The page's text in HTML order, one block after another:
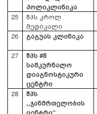
პოლიკლინიკა
25
შპს კროლ
მედიკალი
26 გაგუას კლინიკა
27
შპს #8
სამკურნალო
დიაგნოსტიკური
ცენტრი
28
შპს
,,ჯანმრთელობის
ცენტრი“